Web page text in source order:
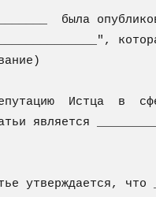
была
Истца  в
является
утверждается, что